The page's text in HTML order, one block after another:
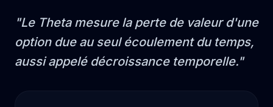
"Le Theta mesure la perte de valeur d'une
option due au seul écoulement du temps,
aussi appelé décroissance temporelle."